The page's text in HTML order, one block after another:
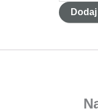
ISO
-